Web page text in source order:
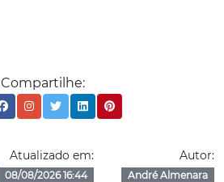
Compartilhe:
Atualizado em:
08/08/2026 16:44
Autor:
André Almenara